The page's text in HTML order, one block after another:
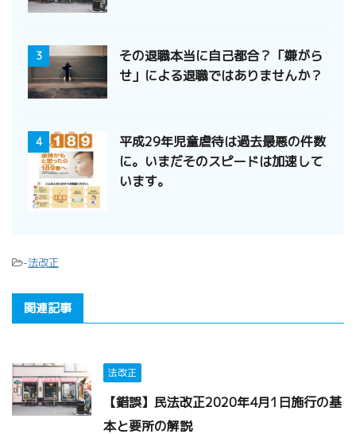
3
その退職本当に自己都合？「嫌がら
せ」による退職ではありませんか？
4
平成29年児童虐待は過去最悪の件数
に。いまだそのスピードは加速して
います。
-法改正
関連記事
法改正
【錯誤】民法改正2020年4月1日施行の基
本と要所の解説